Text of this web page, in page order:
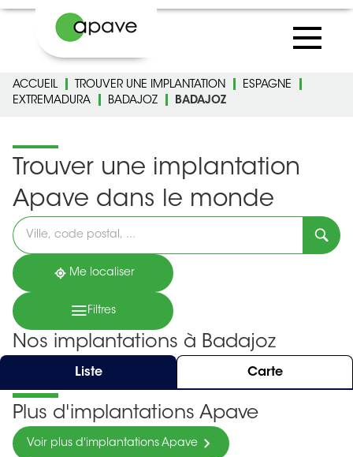
ACCUEIL TROUVER UNE IMPLANTATION
ESPAGNE
EXTREMADURA
BADAJOZ BADAJOZ
Trouver une implantation
Apave dans le monde
Veuillez
renseigner
une
adresse
Me localiser
Filtres
Nos implantations à Badajoz
Liste Carte
Plus d'implantations Apave
Voir plus d'implantations Apave